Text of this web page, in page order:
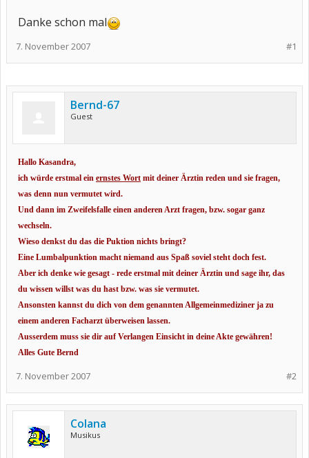
Danke schon mal
#1
7. November 2007
Bernd-67
Guest
Hallo Kasandra,
ich würde erstmal ein ernstes Wort mit deiner Ärztin reden und sie fragen,
was denn nun vermutet wird.
Und dann im Zweifelsfalle einen anderen Arzt fragen, bzw. sogar ganz
wechseln.
Wieso denkst du das die Puktion nichts bringt?
Eine Lumbalpunktion macht niemand aus Spaß soviel steht doch fest.
Aber ich denke wie gesagt - rede erstmal mit deiner Ärztin und sage ihr, das
du wissen willst was du hast bzw. was sie vermutet.
Ansonsten kannst du dich von dem genannten Allgemeinmediziner ja zu
einem anderen Facharzt überweisen lassen.
Ausserdem muss sie dir auf Verlangen Einsicht in deine Akte gewähren!
Alles Gute Bernd
#2
7. November 2007
Colana
Musikus